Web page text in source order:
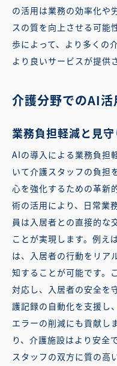
の活用は業務の効率化や
スの質を向上させる可能
歩によって、より多くの
より良いサービスが提供
介護分野でのAI活
業務負担軽減と見
AIの導入による業務負担
いて介護スタッフの負担
心を強化するための革新
術の活用により、日常業
員は入居者との直接的な
ことが実現します。例え
は、入居者の行動をリア
知することが可能です。
対応し、入居者の安全を
護記録の自動化を支援し
エラーの削減にも貢献し
り、介護施設はより安全
スタッフの双方に質の高